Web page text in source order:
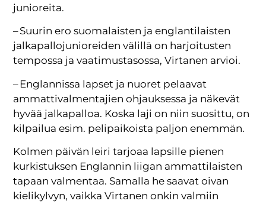
junioreita.
– Suurin ero suomalaisten ja englantilaisten
jalkapallojunioreiden välillä on harjoitusten
tempossa ja vaatimustasossa, Virtanen arvioi.
– Englannissa lapset ja nuoret pelaavat
ammattivalmentajien ohjauksessa ja näkevät
hyvää jalkapalloa. Koska laji on niin suosittu, on
kilpailua esim. pelipaikoista paljon enemmän.
Kolmen päivän leiri tarjoaa lapsille pienen
kurkistuksen Englannin liigan ammattilaisten
tapaan valmentaa. Samalla he saavat oivan
kielikylvyn, vaikka Virtanen onkin valmiin